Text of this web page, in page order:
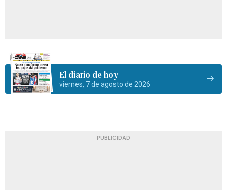
El diario de hoy
viernes, 7 de agosto de 2026
PUBLICIDAD